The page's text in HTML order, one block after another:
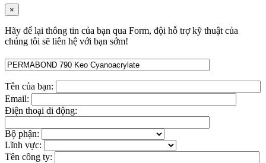
×
Hãy để lại thông tin của bạn qua Form, đội hỗ trợ kỹ thuật của
chúng tôi sẽ liên hệ với bạn sớm!
Tên của bạn:
Email:
Điện thoại di động:
Bộ phận:
Lĩnh vực:
Tên công ty: